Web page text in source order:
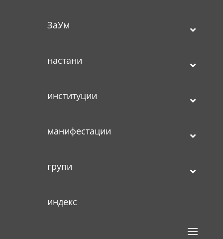
ЗаУм
настани
институции
манифестации
групи
индекс